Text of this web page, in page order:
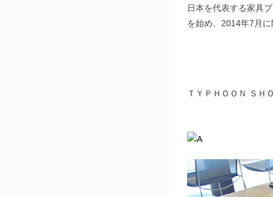
日本を代表する家具
を始め、2014年7月
ＴＹＰＨＯＯＮ Ｓ